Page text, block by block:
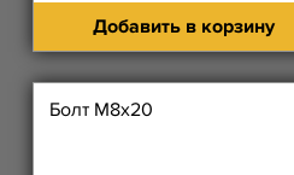
Добавить в корзину
Болт М8х20